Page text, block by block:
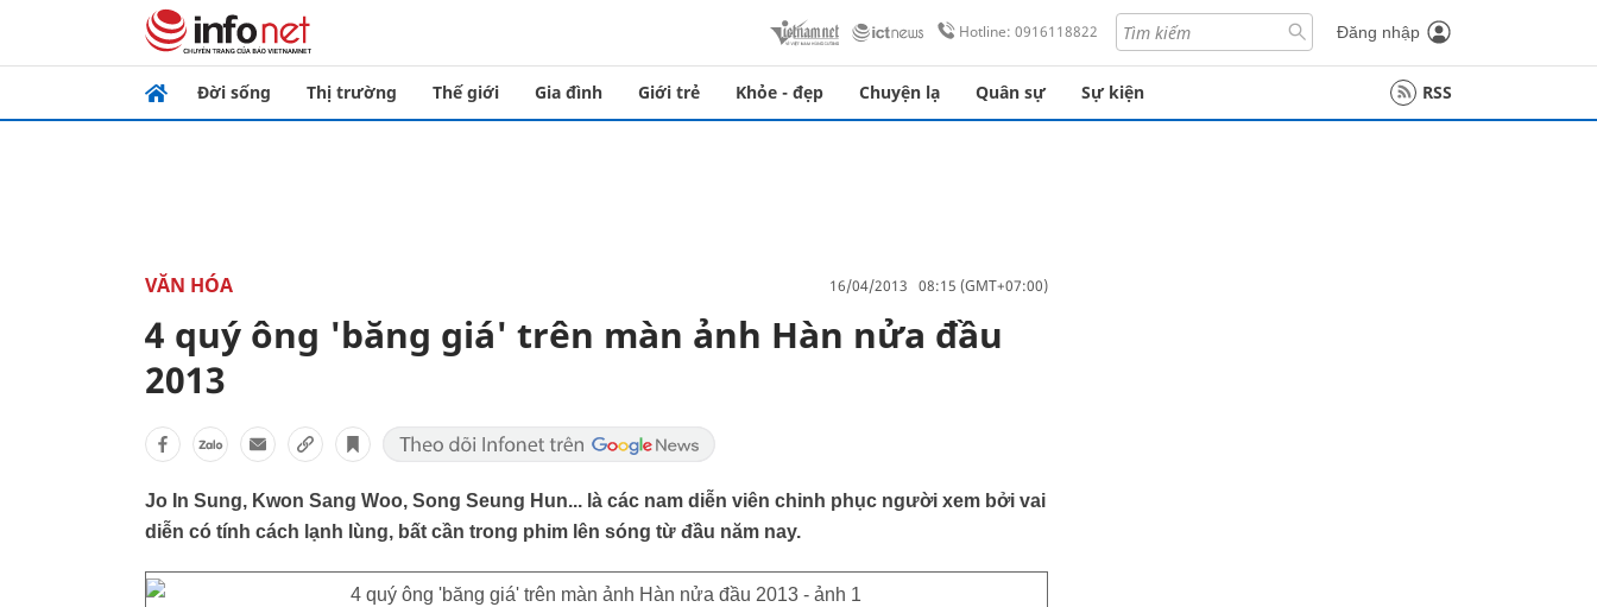
Hotline: 0916118822 Đăng nhập
Đời sống Thị trường Thế giới Gia đình Giới trẻ Khỏe - đẹp Chuyện lạ Quân sự Sự kiện RSS
VĂN HÓA 16/04/2013 08:15 (GMT+07:00)
4 quý ông 'băng giá' trên màn ảnh Hàn nửa đầu
2013
Jo In Sung, Kwon Sang Woo, Song Seung Hun... là các nam diễn viên chinh phục người xem bởi vai
diễn có tính cách lạnh lùng, bất cần trong phim lên sóng từ đầu năm nay.